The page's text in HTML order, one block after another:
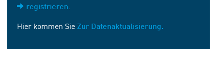
registrieren
Hier kommen Sie Zur Datenaktualisierung.